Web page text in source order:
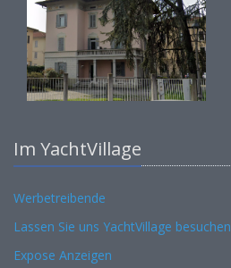
Im YachtVillage
Werbetreibende
Lassen Sie uns YachtVillage besuchen
Expose Anzeigen